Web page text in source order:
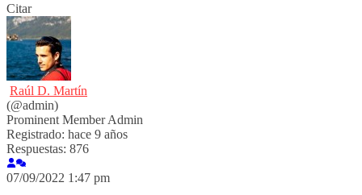
Citar
Raúl D. Martín
(@admin)
Prominent Member Admin
Registrado: hace 9 años
Respuestas: 876
07/09/2022 1:47 pm